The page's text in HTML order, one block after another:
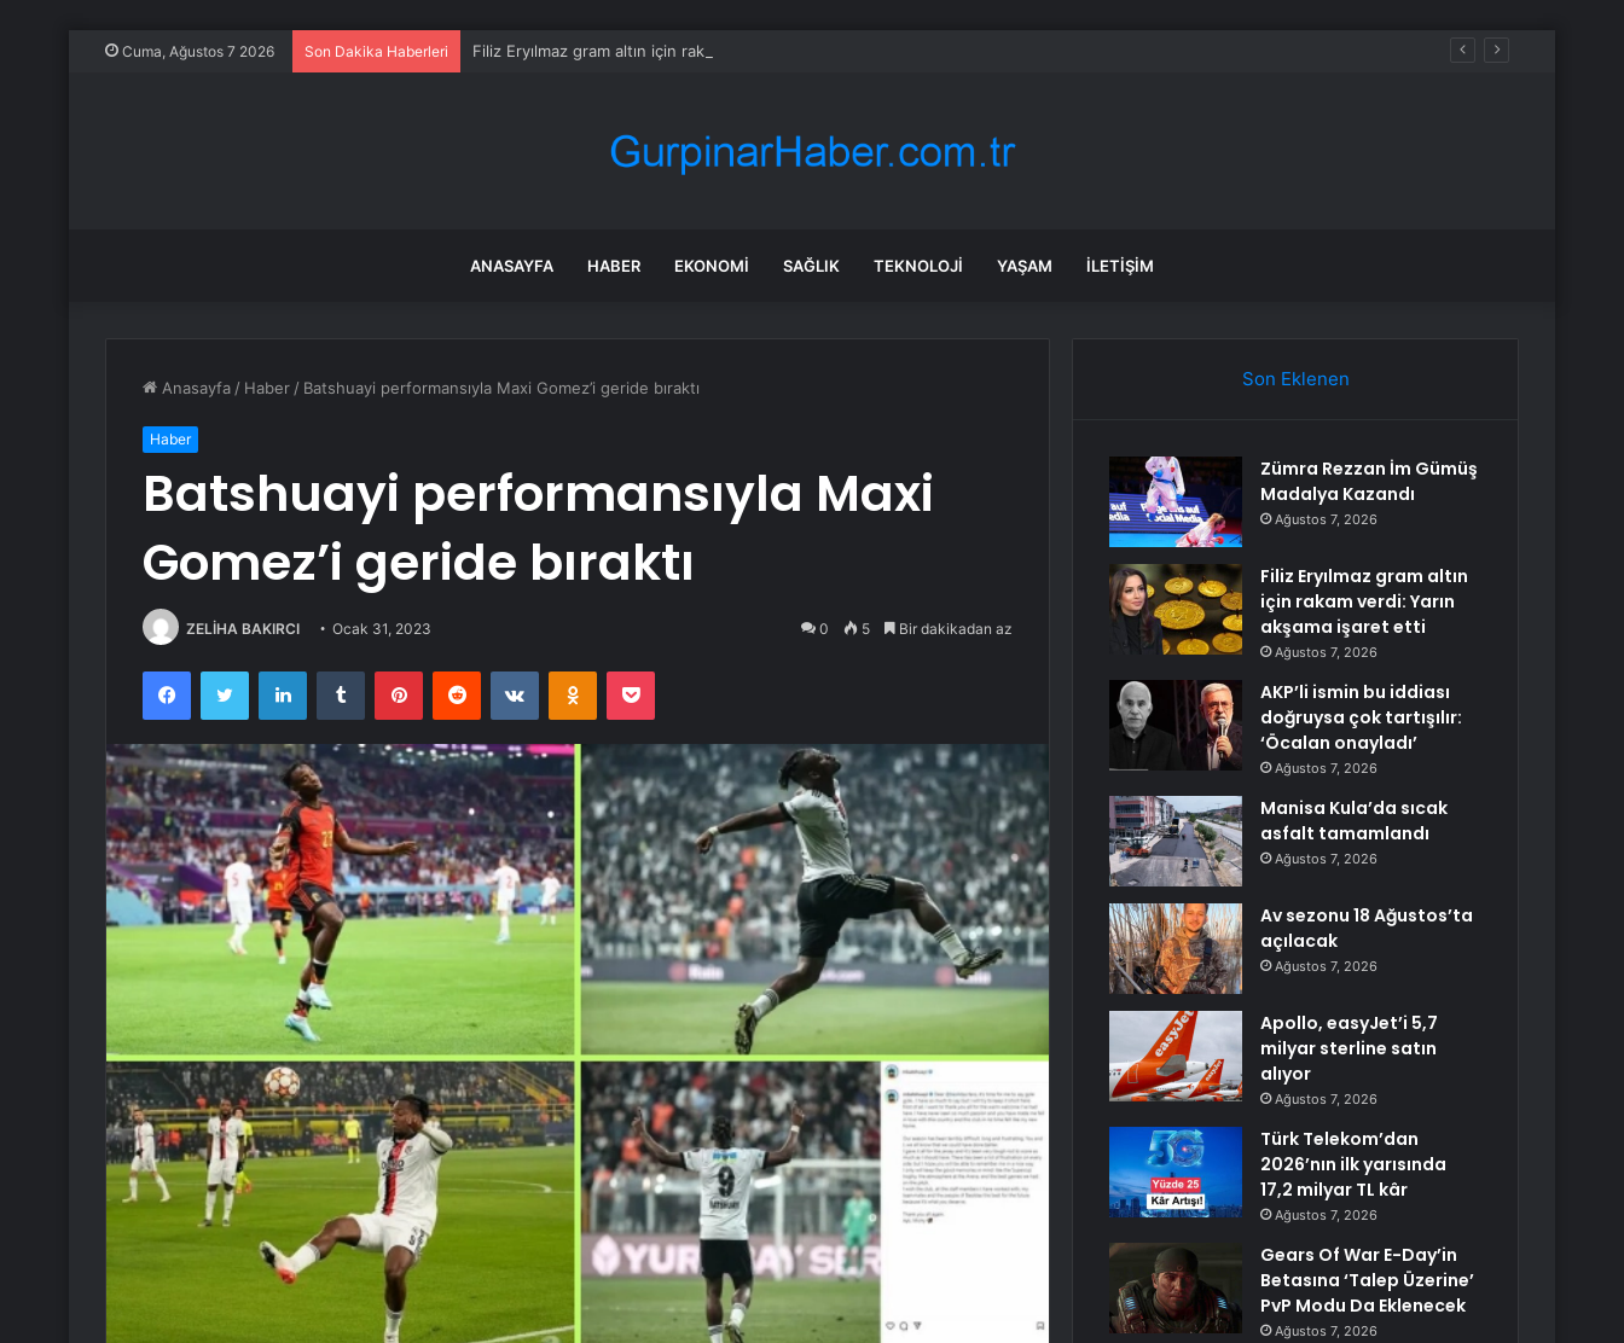
Cuma, Ağustos 7 2026 Son Dakika Haberleri Filiz Eryılmaz gram altın için rakam verdi: Yarın akşama işaret etti
ANASAYFA HABER EKONOMI SAĞLIK TEKNOLOJI YAŞAM İLETIŞIM
Anasayfa / Haber / Batshuayi performansıyla Maxi Gomez’i geride bıraktı
Haber
Batshuayi performansıyla Maxi
Gomez’i geride bıraktı
ZELİHA BAKIRCI Ocak 31, 2023 0 5 Bir dakikadan az
FacebookTwitter LinkedInTumblr PinterestReddit VKontakteOdnoklassniki
Pocket
Son Eklenen
Zümra Rezzan İm Gümüş
Madalya Kazandı
Ağustos 7, 2026
Filiz Eryılmaz gram altın
için rakam verdi: Yarın
akşama işaret etti
Ağustos 7, 2026
AKP’li ismin bu iddiası
doğruysa çok tartışılır:
‘Öcalan onayladı’
Ağustos 7, 2026
Manisa Kula’da sıcak
asfalt tamamlandı
Ağustos 7, 2026
Av sezonu 18 Ağustos’ta
açılacak
Ağustos 7, 2026
Apollo, easyJet’i 5,7
milyar sterline satın
alıyor
Ağustos 7, 2026
Türk Telekom’dan
2026’nın ilk yarısında
17,2 milyar TL kâr
Ağustos 7, 2026
Gears Of War E-Day’in
Betasına ‘Talep Üzerine’
PvP Modu Da Eklenecek
Ağustos 7, 2026